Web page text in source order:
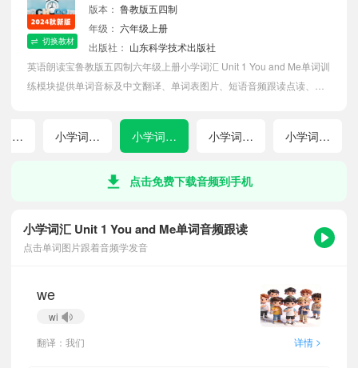
切换教材
版本： 鲁教版五四制
年级： 六年级上册
出版社： 山东科学技术出版社
英语朗读宝鲁教版五四制六年级上册小学词汇 Unit 1 You and Me单词训
练模块提供单词音标及中文翻译、单词表图片、短语音频跟读点读、单
词发音，提高听写记忆能力。
小学词汇Bridging Unit 2 Keep Tidy! 小学词汇Bridging Unit 3 Welcome! 小学词汇 Unit 1 You and Me 小学词汇 Unit 2 We're Family! 小学词汇 Unit 3 My School
点击免费下载音频到手机
小学词汇 Unit 1 You and Me单词音频跟读
点击单词图片跟着音频学发音
we
wi
翻译：我们
详情 >